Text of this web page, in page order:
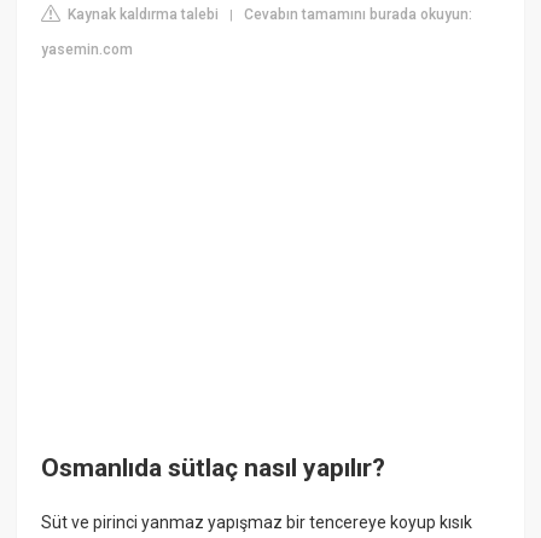
Kaynak kaldırma talebi |Cevabın tamamını burada okuyun:
yasemin.com
Osmanlıda sütlaç nasıl yapılır?
Süt ve pirinci yanmaz yapışmaz bir tencereye koyup kısık